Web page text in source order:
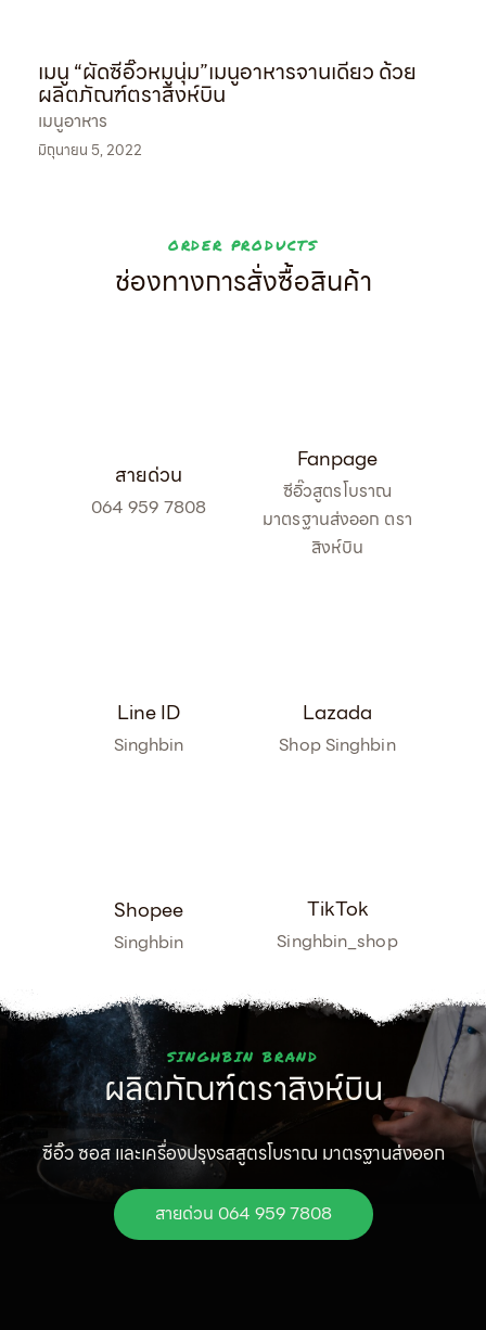
เมนู “ผัดซีอิ๊วหมูนุ่ม”เมนูอาหารจานเดียว ด้วย
ผลิตภัณฑ์ตราสิงห์บิน
เมนูอาหาร
มิถุนายน 5, 2022
ORDER PRODUCTS
ช่องทางการสั่งซื้อสินค้า
สายด่วน
064 959 7808
Fanpage
ซีอิ๊วสูตรโบราณ
มาตรฐานส่งออก ตรา
สิงห์บิน
Line ID
Singhbin
Lazada
Shop Singhbin
Shopee
Singhbin
TikTok
Singhbin_shop
SINGHBIN BRAND
ผลิตภัณฑ์ตราสิงห์บิน
ซีอิ๊ว ซอส และเครื่องปรุงรสสูตรโบราณ มาตรฐานส่งออก
สายด่วน 064 959 7808